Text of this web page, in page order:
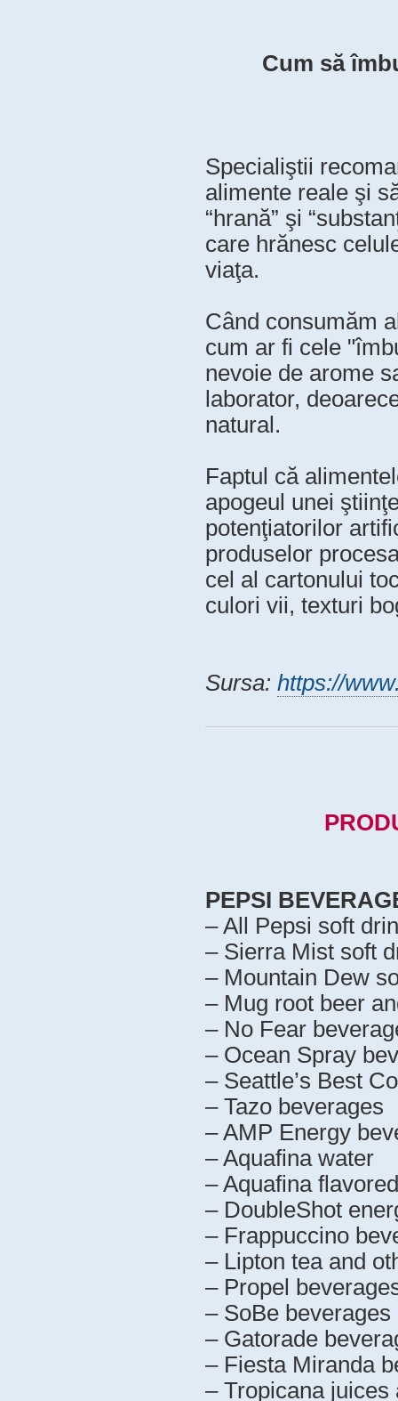
Cum să
Specialiştii
alimente reale şi
“hrană” şi
care hrănesc
viaţa.
Când consumăm
cum ar fi cele
nevoie de arome
laborator,
natural.
Faptul că
apogeul unei
potenţiatorilor
produselor
cel al cartonului
culori vii, texturi
Sursa: https://
PEPSI
– All Pepsi soft
– Sierra Mist soft
– Mountain Dew
– Mug root beer
– No Fear
– Ocean Spray
– Seattle’s Best
– Tazo beverages
– AMP Energy
– Aquafina water
– Aquafina
– DoubleShot
– Frappuccino
– Lipton tea and
– Propel
– SoBe beverages
– Gatorade
– Fiesta Miranda
– Tropicana juices